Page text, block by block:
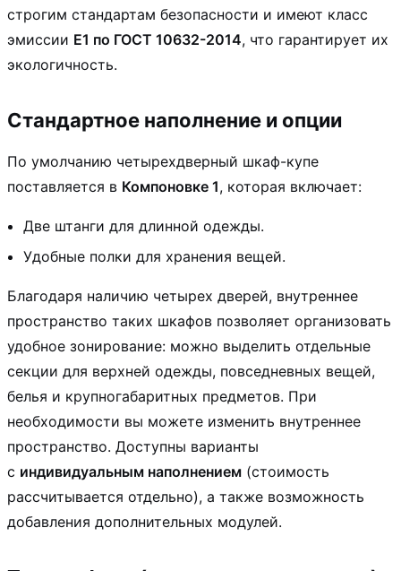
строгим стандартам безопасности и имеют класс
эмиссии Е1 по ГОСТ 10632-2014, что гарантирует их
экологичность.
Стандартное наполнение и опции
По умолчанию четырехдверный шкаф-купе
поставляется в Компоновке 1, которая включает:
Две штанги для длинной одежды.
Удобные полки для хранения вещей.
Благодаря наличию четырех дверей, внутреннее
пространство таких шкафов позволяет организовать
удобное зонирование: можно выделить отдельные
секции для верхней одежды, повседневных вещей,
белья и крупногабаритных предметов. При
необходимости вы можете изменить внутреннее
пространство. Доступны варианты
с индивидуальным наполнением (стоимость
рассчитывается отдельно), а также возможность
добавления дополнительных модулей.